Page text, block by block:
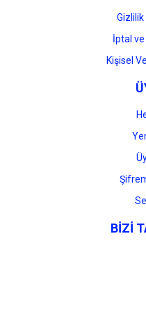
Gizlilik
İptal ve
Kişisel
BİZİ